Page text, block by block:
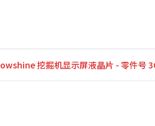
挖掘机显示屏液晶片 - 零件号